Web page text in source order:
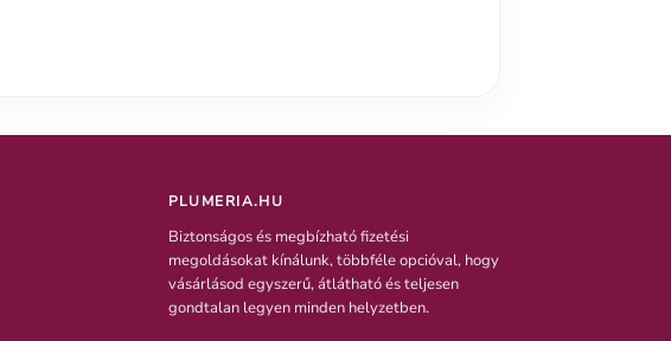
PLUMERIA.HU
Biztonságos és megbízható fizetési
megoldásokat kínálunk, többféle opcióval, hogy
vásárlásod egyszerű, átlátható és teljesen
gondtalan legyen minden helyzetben.